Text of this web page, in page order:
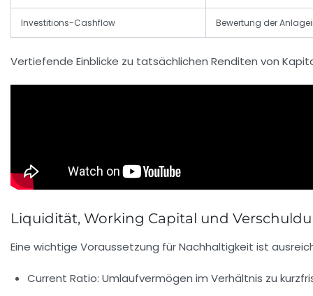
Investitions-Cashflow Bewertung der
Vertiefende Einblicke zu tatsächlichen Renditen von
Liquidität, Working Capital und
Eine wichtige Voraussetzung für Nachhaltigkeit ist
Current Ratio: Umlaufvermögen im Verhältnis zu